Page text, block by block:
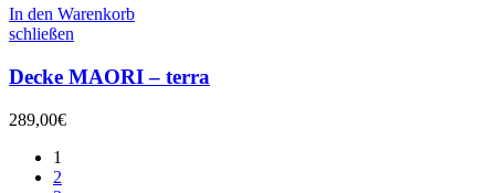
In den Warenkorb
schließen
Decke MAORI – terra
289,00€
1
2